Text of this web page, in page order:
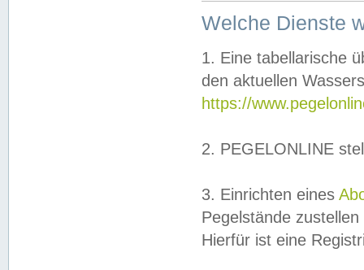
Welche Dienste
1. Eine tabellarische
den aktuellen
https://
2. PEGELONLINE
3. Einrichten eines
Pegelstände
Hierfür ist eine